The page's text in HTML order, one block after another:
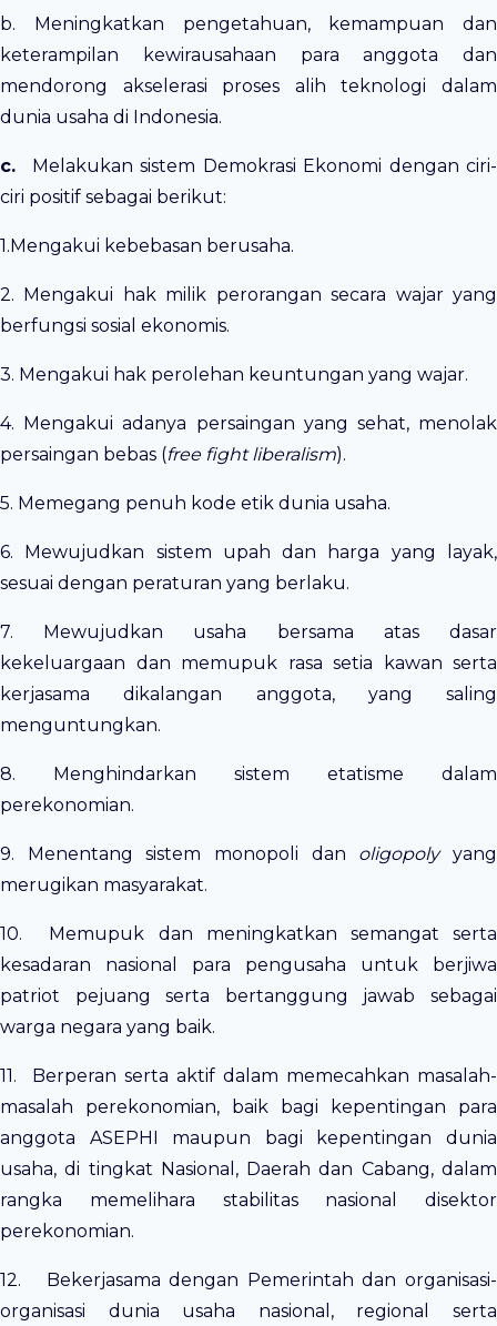
b. Meningkatkan pengetahuan, kemampuan dan
keterampilan kewirausahaan para anggota dan
mendorong akselerasi proses alih teknologi dalam
dunia usaha di Indonesia.
c.
Melakukan sistem Demokrasi Ekonomi dengan ciri-
ciri positif sebagai berikut:
1.Mengakui kebebasan berusaha.
2. Mengakui hak milik perorangan secara wajar yang
berfungsi sosial ekonomis.
3. Mengakui hak perolehan keuntungan yang wajar.
4. Mengakui adanya persaingan yang sehat, menolak
persaingan bebas (free fight liberalism).
5. Memegang penuh kode etik dunia usaha.
6. Mewujudkan sistem upah dan harga yang layak,
sesuai dengan peraturan yang berlaku.
7. Mewujudkan usaha bersama atas dasar
kekeluargaan dan memupuk rasa setia kawan serta
kerjasama dikalangan anggota, yang saling
menguntungkan.
8. Menghindarkan sistem etatisme dalam
perekonomian.
9. Menentang sistem monopoli dan oligopolyyang
merugikan masyarakat.
10. Memupuk dan meningkatkan semangat serta
kesadaran nasional para pengusaha untuk berjiwa
patriot pejuang serta bertanggung jawab sebagai
warga negara yang baik.
11. Berperan serta aktif dalam memecahkan masalah-
masalah perekonomian, baik bagi kepentingan para
anggota ASEPHI maupun bagi kepentingan dunia
usaha, di tingkat Nasional, Daerah dan Cabang, dalam
rangka memelihara stabilitas nasional disektor
perekonomian.
12. Bekerjasama dengan Pemerintah dan organisasi-
organisasi dunia usaha nasional, regional serta